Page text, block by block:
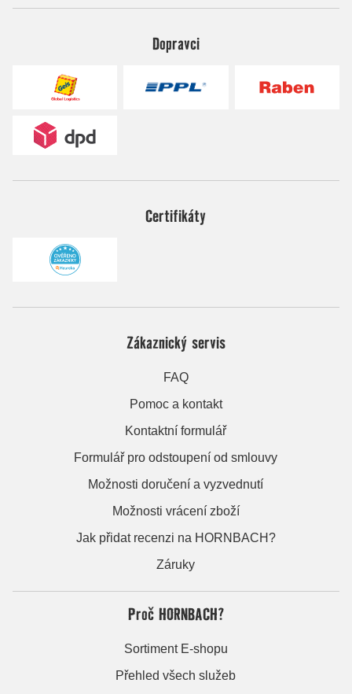
Dopravci
Certifikáty
Zákaznický servis
FAQ
Pomoc a kontakt
Kontaktní formulář
Formulář pro odstoupení od smlouvy
Možnosti doručení a vyzvednutí
Možnosti vrácení zboží
Jak přidat recenzi na HORNBACH?
Záruky
Proč HORNBACH?
Sortiment E-shopu
Přehled všech služeb